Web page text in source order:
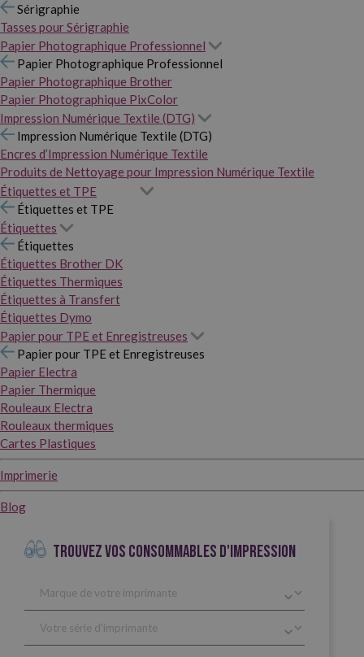
Sérigraphie
Tasses pour Sérigraphie
Papier Photographique Professionnel
Papier Photographique Professionnel
Papier Photographique Brother
Papier Photographique PixColor
Impression Numérique Textile (DTG)
Impression Numérique Textile (DTG)
Encres d’Impression Numérique Textile
Produits de Nettoyage pour Impression Numérique Textile
Étiquettes et TPE
Étiquettes et TPE
Étiquettes
Étiquettes
Étiquettes Brother DK
Étiquettes Thermiques
Étiquettes à Transfert
Étiquettes Dymo
Papier pour TPE et Enregistreuses
Papier pour TPE et Enregistreuses
Papier Electra
Papier Thermique
Rouleaux Electra
Rouleaux thermiques
Cartes Plastiques
Imprimerie
Blog
TROUVEZ VOS CONSOMMABLES D'IMPRESSION